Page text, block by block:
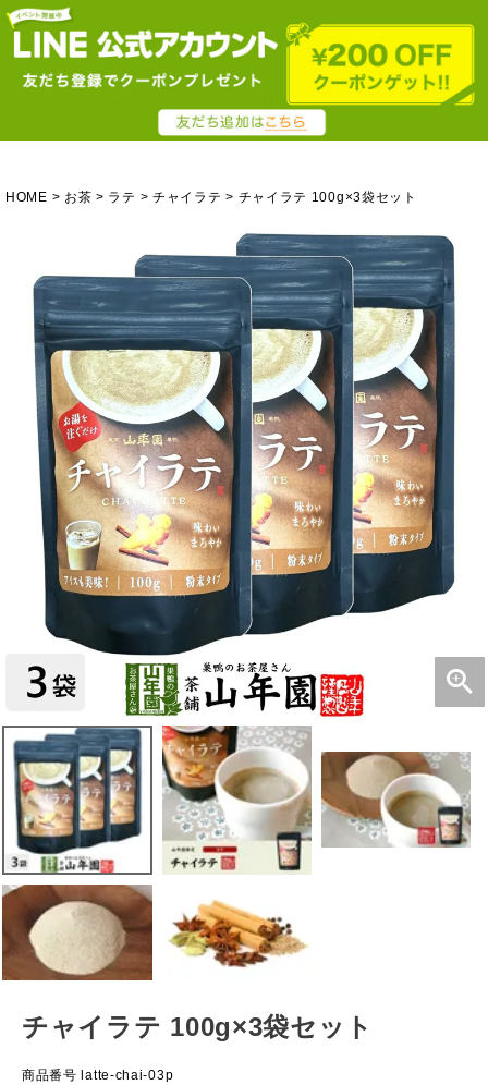
HOME お茶 ラテ チャイラテ チャイラテ 100g×3袋セット
チャイラテ 100g×3袋セット
商品番号 latte-chai-03p